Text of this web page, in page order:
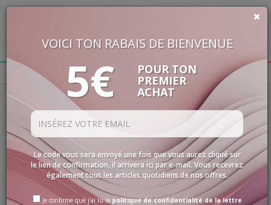
€
LES
SPÉCIALITÉS
SÉLECTIONS
ACCESSOIRES
PROMOS
Vins Vins Rouges
VINS ROUGES
VOICI TON RABAIS DE BIENVENUE
5€ POUR TON
PREMIER
ACHAT
Le code vous sera envoyé une fois que vous aurez cliqué sur
le lien de confirmation, il arrivera ici par e-mail. Vous recevrez
également tous les articles quotidiens de nos offres.
Je confirme que j'ai lu la politique de confidentialité de la lettre